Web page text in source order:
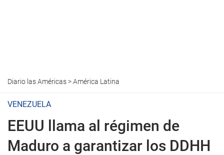
Diario las Américas>América Latina
VENEZUELA
EEUU llama al régimen de
Maduro a garantizar los DDHH